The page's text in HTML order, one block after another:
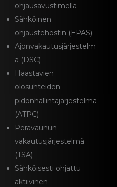
ohjausavustimella
Sähköinen
ohjaustehostin (EPAS)
Ajonvakautusjärjestelm
ä (DSC)
Haastavien
olosuhteiden
pidonhallintajärjestelmä
(ATPC)
Perävaunun
vakautusjärjestelmä
(TSA)
Sähköisesti ohjattu
aktiivinen